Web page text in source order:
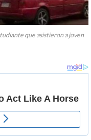
que asistieron a joven